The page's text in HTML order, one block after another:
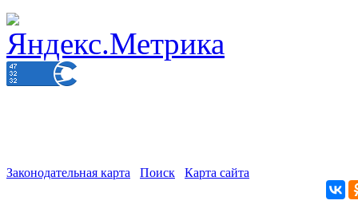
Законодательная карта Поиск Карта сайта